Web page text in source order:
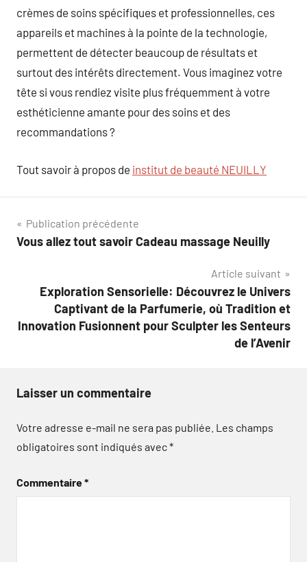
crèmes de soins spécifiques et professionnelles, ces
appareils et machines à la pointe de la technologie,
permettent de détecter beaucoup de résultats et
surtout des intérêts directement. Vous imaginez votre
tête si vous rendiez visite plus fréquemment à votre
esthéticienne amante pour des soins et des
recommandations ?
Tout savoir à propos de institut de beauté NEUILLY
Navigation
de
Publication précédente
Vous allez tout savoir Cadeau massage Neuilly
Article suivant
Exploration Sensorielle: Découvrez le Univers
Captivant de la Parfumerie, où Tradition et
Innovation Fusionnent pour Sculpter les Senteurs
de l’Avenir
Laisser un commentaire
Votre adresse e-mail ne sera pas publiée. Les champs
obligatoires sont indiqués avec*
Commentaire*